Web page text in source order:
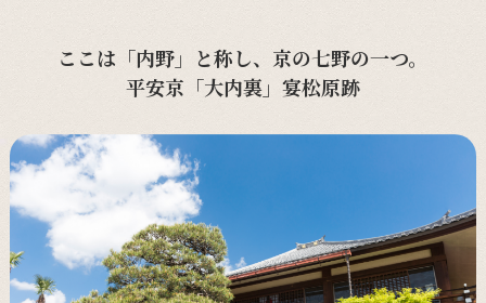
ここは「内野」と称し、京の七野の一つ。
平安京「大内裏」宴松原跡